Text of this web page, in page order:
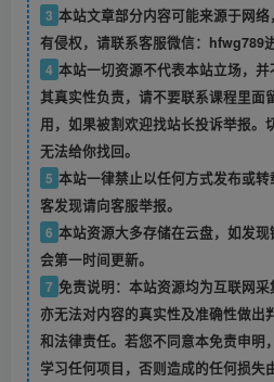
3 本站文章部分内容可能来源于网
有侵权，请联系客服微信：hfwg789
4 本站一切资源不代表本站立场，
其真实性负责，请不要联系课程里面
用，如果被割欢迎找站长投诉举报。
无法给你找回。
5 本站一律禁止以任何方式发布或
客发现请向客服举报。
6 本站资源大多存储在云盘，如发
会第一时间更新。
7 免责说明：本站资源均为互联网
亦无法对内容的真实性及准确性做出
和法律责任。若您不同意本免责申明
学习任何项目，否则造成的任何损失